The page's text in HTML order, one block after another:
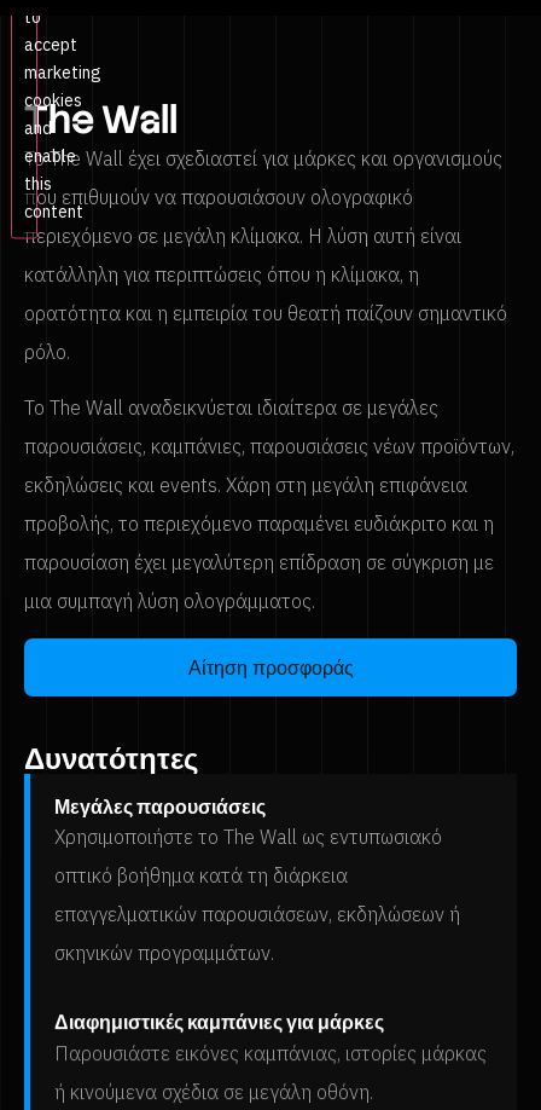
to
accept
marketing
cookies
and
enable
this
content
The Wall
Το The Wall έχει σχεδιαστεί για μάρκες και οργανισμούς
που επιθυμούν να παρουσιάσουν ολογραφικό
περιεχόμενο σε μεγάλη κλίμακα. Η λύση αυτή είναι
κατάλληλη για περιπτώσεις όπου η κλίμακα, η
ορατότητα και η εμπειρία του θεατή παίζουν σημαντικό
ρόλο.
Το The Wall αναδεικνύεται ιδιαίτερα σε μεγάλες
παρουσιάσεις, καμπάνιες, παρουσιάσεις νέων προϊόντων,
εκδηλώσεις και events. Χάρη στη μεγάλη επιφάνεια
προβολής, το περιεχόμενο παραμένει ευδιάκριτο και η
παρουσίαση έχει μεγαλύτερη επίδραση σε σύγκριση με
μια συμπαγή λύση ολογράμματος.
Αίτηση προσφοράς
Δυνατότητες
Μεγάλες παρουσιάσεις
Χρησιμοποιήστε το The Wall ως εντυπωσιακό
οπτικό βοήθημα κατά τη διάρκεια
επαγγελματικών παρουσιάσεων, εκδηλώσεων ή
σκηνικών προγραμμάτων.
Διαφημιστικές καμπάνιες για μάρκες
Παρουσιάστε εικόνες καμπάνιας, ιστορίες μάρκας
ή κινούμενα σχέδια σε μεγάλη οθόνη.